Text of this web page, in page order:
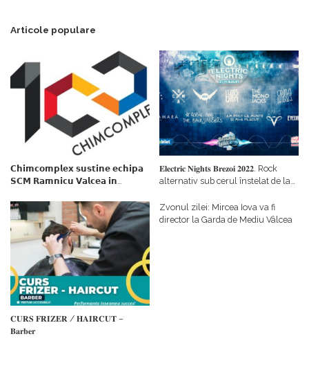
Articole populare
𝗖𝗵𝗶𝗺𝗰𝗼𝗺𝗽𝗹𝗲𝘅 𝘀𝘂𝘀𝘁𝗶𝗻𝗲 𝗲𝗰𝗵𝗶𝗽𝗮
𝗦𝗖𝗠 𝗥𝗮𝗺𝗻𝗶𝗰𝘂 𝗩𝗮𝗹𝗰𝗲𝗮 𝗶𝗻
𝗳𝗶𝗻𝗮𝗻𝘁𝗮𝘁𝗼𝗿
𝐄𝐥𝐞𝐜𝐭𝐫𝐢𝐜 𝐍𝐢𝐠𝐡𝐭𝐬 𝐁𝐫𝐞𝐳𝐨𝐢 𝟐𝟎𝟐𝟐. Rock
alternativ sub cerul înstelat de la
𝐂𝐔𝐑𝐒 𝐅𝐑𝐈𝐙𝐄𝐑 / 𝐇𝐀𝐈𝐑𝐂𝐔𝐓 –
𝐁𝐚𝐫𝐛𝐞𝐫
Zvonul zilei: Mircea Iova va fi
director la Garda de Mediu Vâlcea